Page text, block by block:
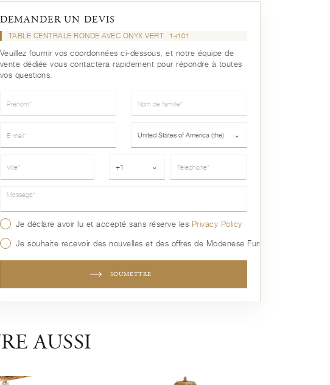
DEMANDER UN DEVIS
TABLE CENTRALE RONDE AVEC ONYX VERT 14101
Veuillez fournir vos coordonnées ci-dessous, et notre équipe de
vente dédiée vous contactera rapidement pour répondre à toutes
vos questions.
United States of America (the) ⌄
+1 ⌄
Message*
Je déclare avoir lu et accepté sans réserve les Privacy Policy
Je souhaite recevoir des nouvelles et des offres de Modenese Furniture
SOUMETTRE
AUSSI